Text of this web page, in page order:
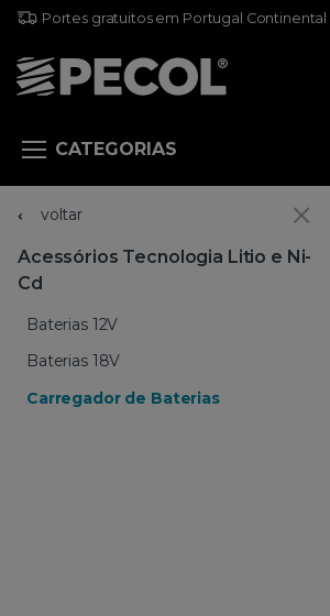
Portes gratuitos em Portugal Continental
CATEGORIAS
voltar
Acessórios Tecnologia Litio e Ni-
Cd
Baterias 12V
Baterias 18V
Carregador de Baterias